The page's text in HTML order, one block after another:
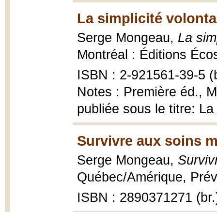
La simplicité
Serge Mongeau, La
Montréal : Éditions
ISBN : 2-921561-39-5
Notes : Première éd.,
publiée sous le titre:
Survivre aux soins
Serge Mongeau,
Québec/Amérique,
ISBN : 2890371271